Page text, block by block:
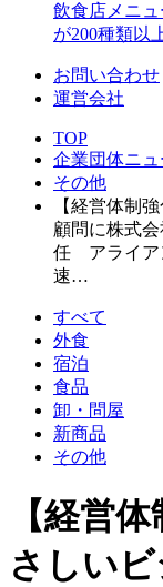
飲食店メニ
が200種類以
お問い合わせ
運営会社
TOP
企業団体ニュ
その他
【経営体制
顧問に株式
任 アライア
速…
すべて
外食
宿泊
食品
卸・問屋
新商品
その他
【経営
さしい